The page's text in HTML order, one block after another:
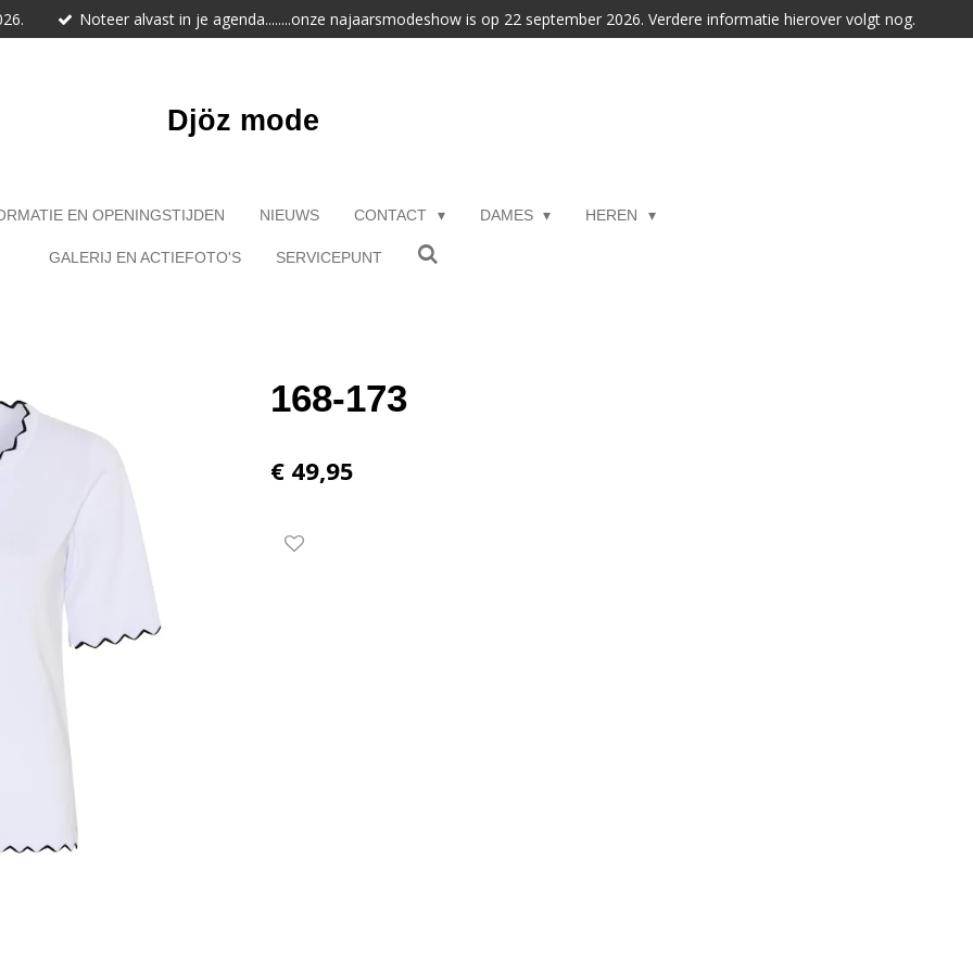
Noteer alvast in je agenda........onze najaarsmodeshow is op 22 september 2026. Verdere informatie hierover volgt nog.
Djöz mode
EN OPENINGSTIJDEN NIEUWS CONTACT DAMES HEREN
GALERIJ EN ACTIEFOTO'S SERVICEPUNT
168-173
€ 49,95